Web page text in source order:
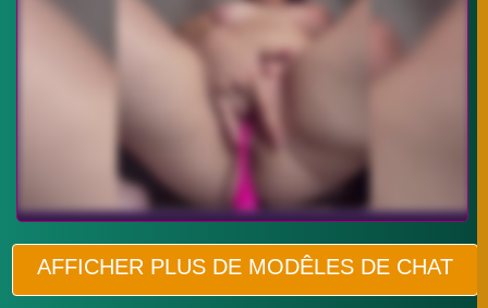
AFFICHER PLUS DE MODÊLES DE CHAT